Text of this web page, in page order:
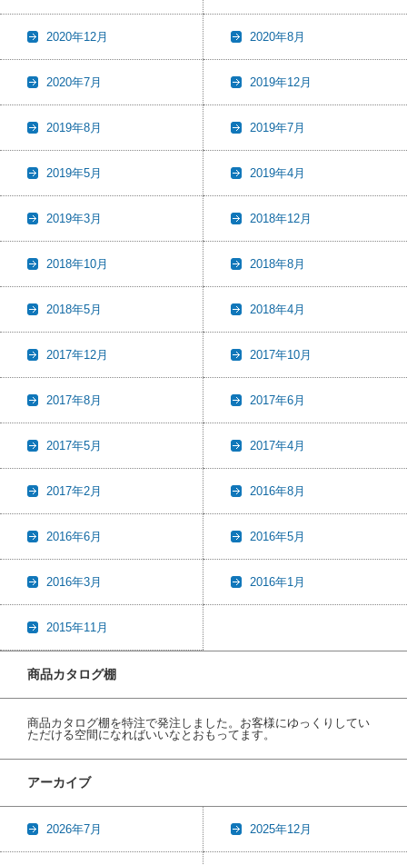
2020年12月 2020年8月
2020年7月 2019年12月
2019年8月 2019年7月
2019年5月 2019年4月
2019年3月 2018年12月
2018年10月 2018年8月
2018年5月 2018年4月
2017年12月 2017年10月
2017年8月 2017年6月
2017年5月 2017年4月
2017年2月 2016年8月
2016年6月 2016年5月
2016年3月 2016年1月
2015年11月
商品カタログ棚
商品カタログ棚を特注で発注しました。お客様にゆっくりしてい
ただける空間になればいいなとおもってます。
アーカイブ
2026年7月 2025年12月